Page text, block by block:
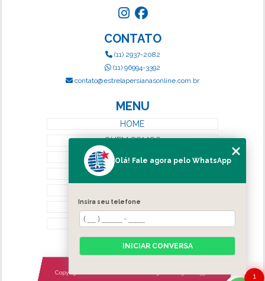
CONTATO
(11) 2937-2082
(11) 96994-3392
contato@estrelapersianasonline.com.br
MENU
HOME
QUEM SOMOS
SERVIÇOS
CATEGORIAS
MAPA DO SITE
Copyright © Estrela Persianas. (Lei 9610 de 19/02/1998) 1
Olá! Fale agora pelo WhatsApp
Insira seu telefone
INICIAR CONVERSA